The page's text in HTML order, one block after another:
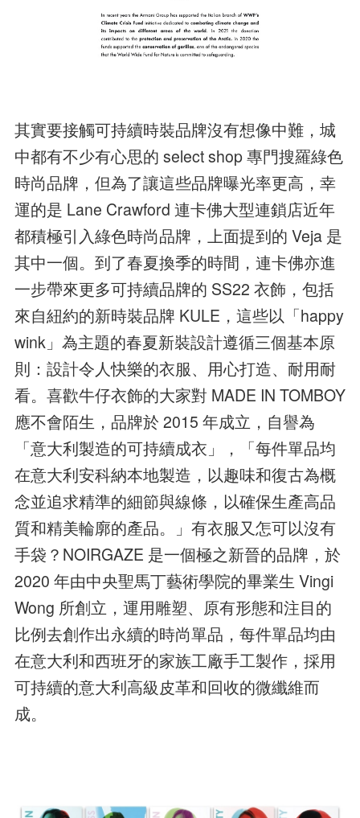
其實要接觸可持續時裝品牌沒有想像中難，城
中都有不少有心思的 select shop 專門搜羅綠色
時尚品牌，但為了讓這些品牌曝光率更高，幸
運的是 Lane Crawford 連卡佛大型連鎖店近年
都積極引入綠色時尚品牌，上面提到的 Veja 是
其中一個。到了春夏換季的時間，連卡佛亦進
一步帶來更多可持續品牌的 SS22 衣飾，包括
來自紐約的新時裝品牌 KULE，這些以「happy
wink」為主題的春夏新裝設計遵循三個基本原
則：設計令人快樂的衣服、用心打造、耐用耐
看。喜歡牛仔衣飾的大家對 MADE IN TOMBOY
應不會陌生，品牌於 2015 年成立，自譽為
「意大利製造的可持續成衣」，「每件單品均
在意大利安科納本地製造，以趣味和復古為概
念並追求精準的細節與線條，以確保生產高品
質和精美輪廓的產品。」有衣服又怎可以沒有
手袋？NOIRGAZE 是一個極之新晉的品牌，於
2020 年由中央聖馬丁藝術學院的畢業生 Vingi
Wong 所創立，運用雕塑、原有形態和注目的
比例去創作出永續的時尚單品，每件單品均由
在意大利和西班牙的家族工廠手工製作，採用
可持續的意大利高級皮革和回收的微纖維而
成。